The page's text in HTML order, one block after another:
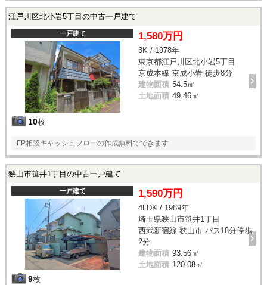
江戸川区北小岩5丁目の中古一戸建て
一戸建て
10枚
1,580万円
3K / 1978年
東京都江戸川区北小岩5丁目
京成本線 京成小岩 徒歩8分
建物面積 54.5㎡
土地面積 49.46㎡
FP相談キャッシュフローの作成無料でできます
狭山市笹井1丁目の中古一戸建て
一戸建て
9枚
1,590万円
4LDK / 1989年
埼玉県狭山市笹井1丁目
西武新宿線 狭山市 バス18分停歩
2分
建物面積 93.56㎡
土地面積 120.08㎡